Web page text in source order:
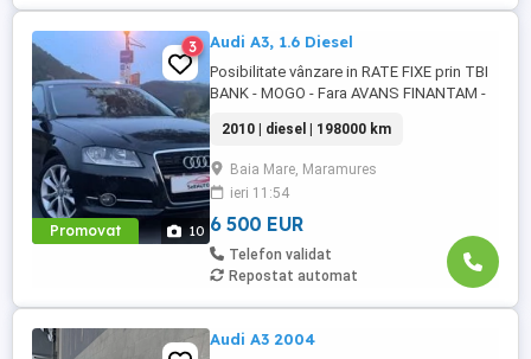
Promovat 10
3 Audi A3, 1.6 Diesel
Posibilitate vânzare in RATE FIXE prin TBI
BANK - MOGO - Fara AVANS FINANTAM -
venituri din indemnizatie crestere copil -
venituri din pensi - venituri din diurne -
venituri din dividente - consiliere RAR
Livrare în toată România!! EXEMPLU
FINANTARE -Rata ...
2010 | diesel | 198000 km
Baia Mare, Maramures
ieri 11:54
6 500 EUR
Telefon validat
Repostat automat
Audi A3 2004